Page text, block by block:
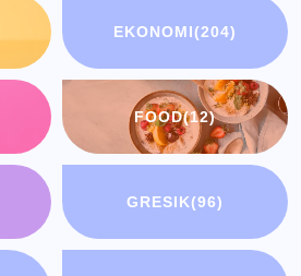
EKONOMI(204)
FOOD(12)
GRESIK(96)